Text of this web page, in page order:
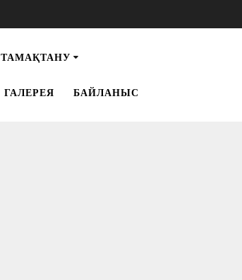
ТАМАҚТАНУ
ГАЛЕРЕЯ БАЙЛАНЫС